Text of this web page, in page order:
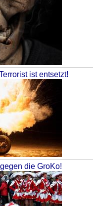
ist entsetzt!
die GroKo!